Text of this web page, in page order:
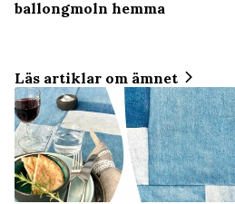
ballongmoln hemma
Läs artiklar om ämnet